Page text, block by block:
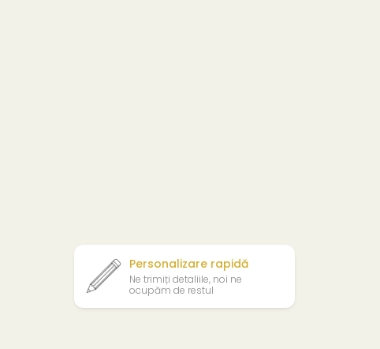
Personalizare rapidă
Ne trimiți detaliile, noi ne
ocupăm de restul